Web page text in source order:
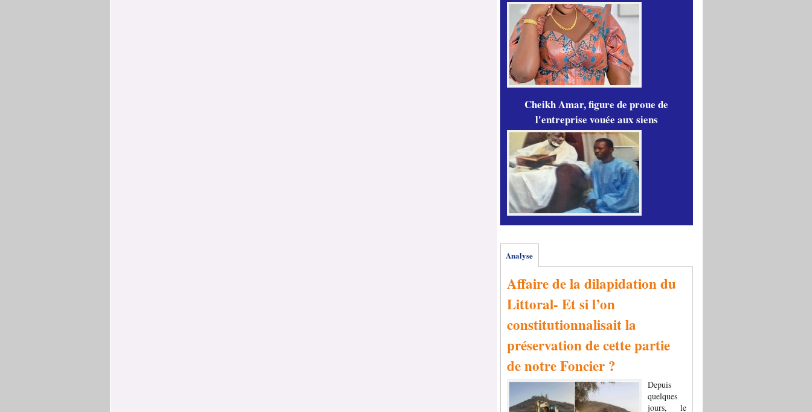
Cheikh Amar, figure de proue de
l'entreprise vouée aux siens
Analyse
Affaire de la dilapidation du
Littoral- Et si l’on
constitutionnalisait la
préservation de cette partie
de notre Foncier ?
Depuis
quelques
jours, le